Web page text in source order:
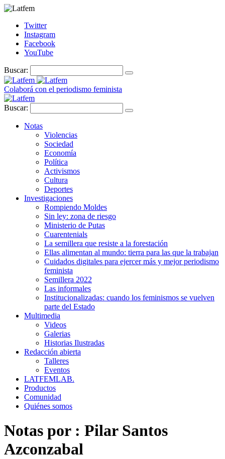
Twitter
Instagram
Facebook
YouTube
Buscar:
Colaborá con el periodismo feminista
Buscar:
Notas
Violencias
Sociedad
Economía
Política
Activismos
Cultura
Deportes
Investigaciones
Rompiendo Moldes
Sin ley: zona de riesgo
Ministerio de Putas
Cuarentenials
La semillera que resiste a la forestación
Ellas alimentan al mundo: tierra para las que la trabajan
Cuidados digitales para ejercer más y mejor periodismo
feminista
Semillera 2022
Las informales
Institucionalizadas: cuando los feminismos se vuelven
parte del Estado
Multimedia
Videos
Galerias
Historias Ilustradas
Redacción abierta
Talleres
Eventos
LATFEMLAB.
Productos
Comunidad
Quiénes somos
Notas por : Pilar Santos
Azconzabal